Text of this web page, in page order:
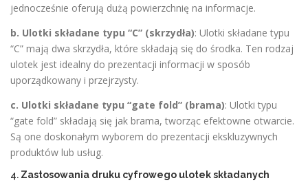
jednocześnie oferują dużą powierzchnię na informacje.
b. Ulotki składane typu “C” (skrzydła): Ulotki składane typu
“C” mają dwa skrzydła, które składają się do środka. Ten rodzaj
ulotek jest idealny do prezentacji informacji w sposób
uporządkowany i przejrzysty.
c. Ulotki składane typu “gate fold” (brama): Ulotki typu
“gate fold” składają się jak brama, tworząc efektowne otwarcie.
Są one doskonałym wyborem do prezentacji ekskluzywnych
produktów lub usług.
4. Zastosowania druku cyfrowego ulotek składanych